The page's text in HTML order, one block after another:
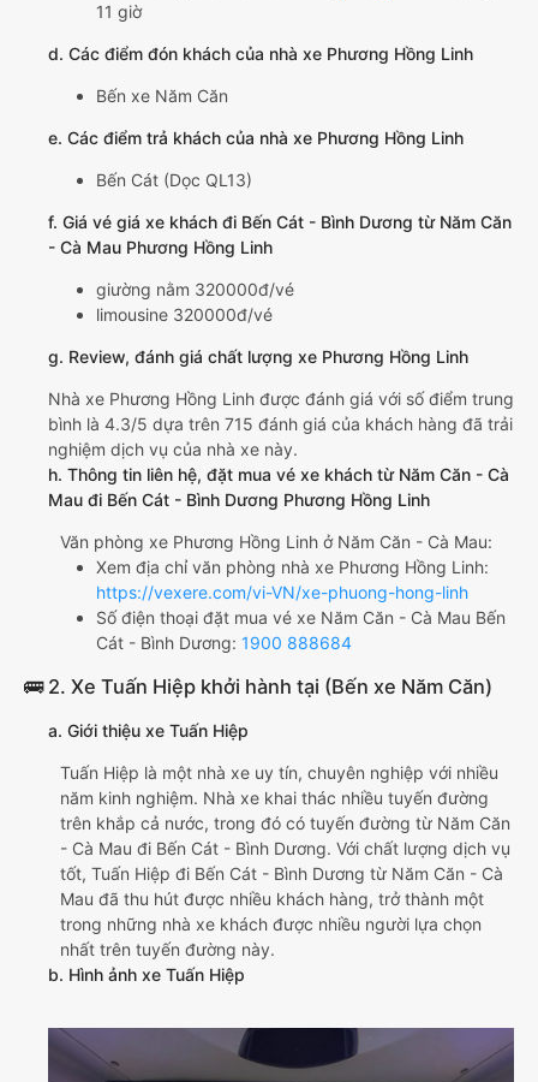
11 giờ
d. Các điểm đón khách của nhà xe Phương Hồng Linh
Bến xe Năm Căn
e. Các điểm trả khách của nhà xe Phương Hồng Linh
Bến Cát (Dọc QL13)
f. Giá vé giá xe khách đi Bến Cát - Bình Dương từ Năm Căn
- Cà Mau Phương Hồng Linh
giường nằm 320000đ/vé
limousine 320000đ/vé
g. Review, đánh giá chất lượng xe Phương Hồng Linh
Nhà xe Phương Hồng Linh được đánh giá với số điểm trung
bình là 4.3/5 dựa trên 715 đánh giá của khách hàng đã trải
nghiệm dịch vụ của nhà xe này.
h. Thông tin liên hệ, đặt mua vé xe khách từ Năm Căn - Cà
Mau đi Bến Cát - Bình Dương Phương Hồng Linh
Văn phòng xe Phương Hồng Linh ở Năm Căn - Cà Mau:
Xem địa chỉ văn phòng nhà xe Phương Hồng Linh:
https://vexere.com/vi-VN/xe-phuong-hong-linh
Số điện thoại đặt mua vé xe Năm Căn - Cà Mau Bến
Cát - Bình Dương: 1900 888684
🚌 2. Xe Tuấn Hiệp khởi hành tại (Bến xe Năm Căn)
a. Giới thiệu xe Tuấn Hiệp
Tuấn Hiệp là một nhà xe uy tín, chuyên nghiệp với nhiều
năm kinh nghiệm. Nhà xe khai thác nhiều tuyến đường
trên khắp cả nước, trong đó có tuyến đường từ Năm Căn
- Cà Mau đi Bến Cát - Bình Dương. Với chất lượng dịch vụ
tốt, Tuấn Hiệp đi Bến Cát - Bình Dương từ Năm Căn - Cà
Mau đã thu hút được nhiều khách hàng, trở thành một
trong những nhà xe khách được nhiều người lựa chọn
nhất trên tuyến đường này.
b. Hình ảnh xe Tuấn Hiệp